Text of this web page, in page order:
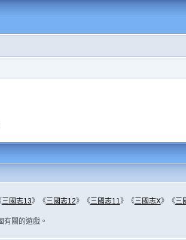
三國志13》《三國志12》《三國志11》《三國志X》《三
關的遊戲。